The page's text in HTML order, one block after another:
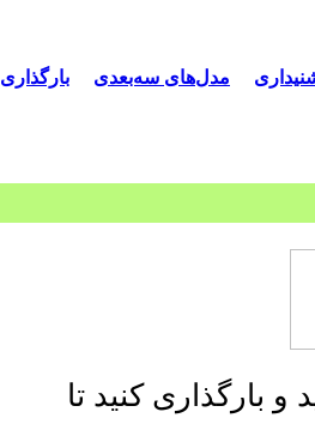
مدل‌های سه‌بعدی بارگذاری
بارگذاری کنید تا